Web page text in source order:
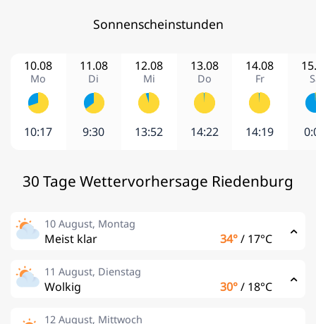
Sonnenscheinstunden
10.08
Mo
10:17
11.08
Di
9:30
12.08
Mi
13:52
13.08
Do
14:22
14.08
Fr
14:19
30 Tage Wettervorhersage Riedenburg
10 August, Montag
Meist klar 34°/ 17°C
11 August, Dienstag
Wolkig 30°/ 18°C
12 August, Mittwoch